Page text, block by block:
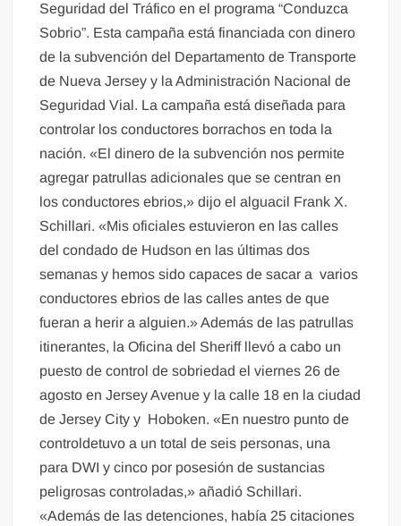
Seguridad del Tráfico en el programa “Conduzca
Sobrio”. Esta campaña está financiada con dinero
de la subvención del Departamento de Transporte
de Nueva Jersey y la Administración Nacional de
Seguridad Vial. La campaña está diseñada para
controlar los conductores borrachos en toda la
nación. «El dinero de la subvención nos permite
agregar patrullas adicionales que se centran en
los conductores ebrios,» dijo el alguacil Frank X.
Schillari. «Mis oficiales estuvieron en las calles
del condado de Hudson en las últimas dos
semanas y hemos sido capaces de sacar a varios
conductores ebrios de las calles antes de que
fueran a herir a alguien.» Además de las patrullas
itinerantes, la Oficina del Sheriff llevó a cabo un
puesto de control de sobriedad el viernes 26 de
agosto en Jersey Avenue y la calle 18 en la ciudad
de Jersey City y Hoboken. «En nuestro punto de
controldetuvo a un total de seis personas, una
para DWI y cinco por posesión de sustancias
peligrosas controladas,» añadió Schillari.
«Además de las detenciones, había 25 citaciones